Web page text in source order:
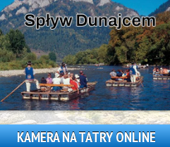
KAMERA NA TATRY ONLINE